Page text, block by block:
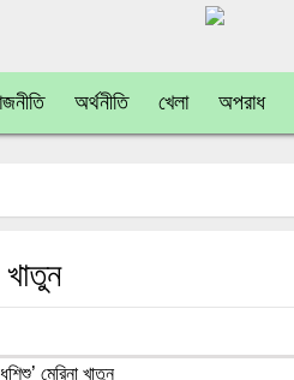
অর্থনীতি খেলা অপরাধ
খাতুন